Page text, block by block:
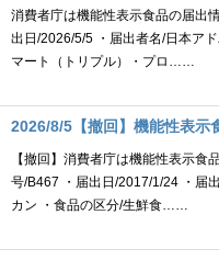
消費者庁は機能性表示食品の届出
出日/2026/5/5 ・届出者名/日本ア
マート（トリプル）・プロ……
2026/8/5【撤回】機能性表示
【撤回】消費者庁は機能性表示食
号/B467 ・届出日/2017/1/24 ・届
カン ・食品の区分/生鮮食……